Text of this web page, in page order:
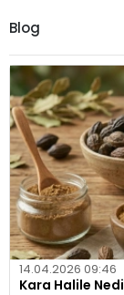
Blog
14.04.2026 09:46
Kara Halile